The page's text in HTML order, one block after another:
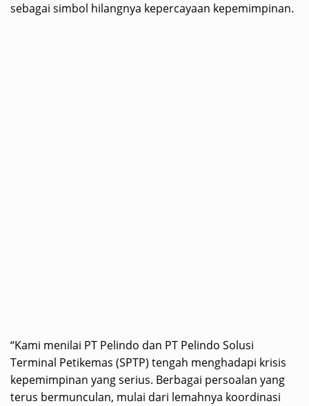
sebagai simbol hilangnya kepercayaan kepemimpinan.
“Kami menilai PT Pelindo dan PT Pelindo Solusi
Terminal Petikemas (SPTP) tengah menghadapi krisis
kepemimpinan yang serius. Berbagai persoalan yang
terus bermunculan, mulai dari lemahnya koordinasi